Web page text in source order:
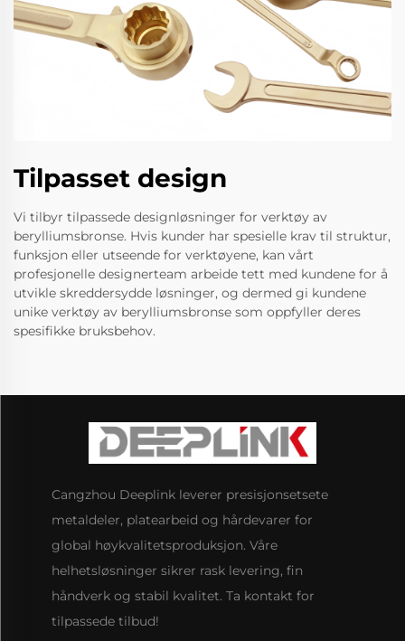
Tilpasset design
Vi tilbyr tilpassede designløsninger for verktøy av
berylliumsbronse. Hvis kunder har spesielle krav til struktur,
funksjon eller utseende for verktøyene, kan vårt
profesjonelle designerteam arbeide tett med kundene for å
utvikle skreddersydde løsninger, og dermed gi kundene
unike verktøy av berylliumsbronse som oppfyller deres
spesifikke bruksbehov.
Cangzhou Deeplink leverer presisjonsetsete
metaldeler, platearbeid og hårdevarer for
global høykvalitetsproduksjon. Våre
helhetsløsninger sikrer rask levering, fin
håndverk og stabil kvalitet. Ta kontakt for
tilpassede tilbud!